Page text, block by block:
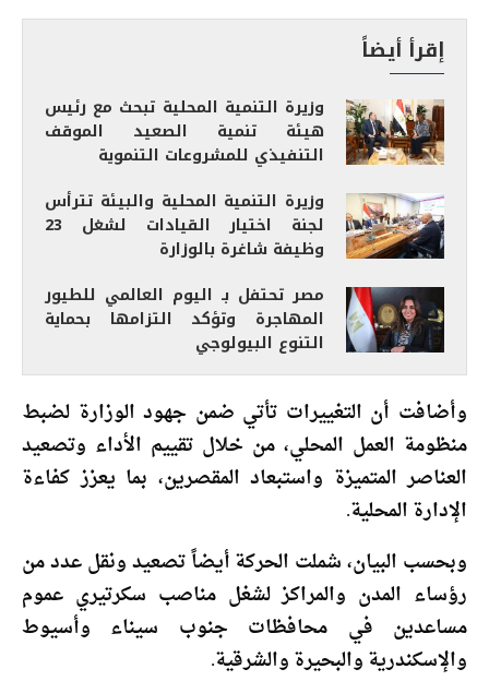
إقرأ أيضاً
وزيرة التنمية المحلية تبحث مع رئيس
هيئة تنمية الصعيد الموقف
التنفيذي للمشروعات التنموية
وزيرة التنمية المحلية والبيئة تترأس
لجنة اختيار القيادات لشغل 23
وظيفة شاغرة بالوزارة
مصر تحتفل بـ اليوم العالمي للطيور
المهاجرة وتؤكد التزامها بحماية
التنوع البيولوجي
وأضافت أن التغييرات تأتي ضمن جهود الوزارة لضبط
منظومة العمل المحلي، من خلال تقييم الأداء وتصعيد
العناصر المتميزة واستبعاد المقصرين، بما يعزز كفاءة
الإدارة المحلية.
وبحسب البيان، شملت الحركة أيضاً تصعيد ونقل عدد من
رؤساء المدن والمراكز لشغل مناصب سكرتيري عموم
مساعدين في محافظات جنوب سيناء وأسيوط
والإسكندرية والبحيرة والشرقية.